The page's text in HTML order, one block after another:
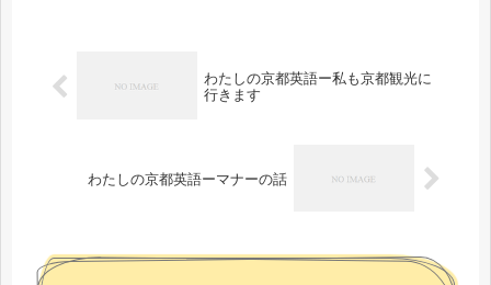
わたしの京都英語ー私も京都観光に
行きます
わたしの京都英語ーマナーの話